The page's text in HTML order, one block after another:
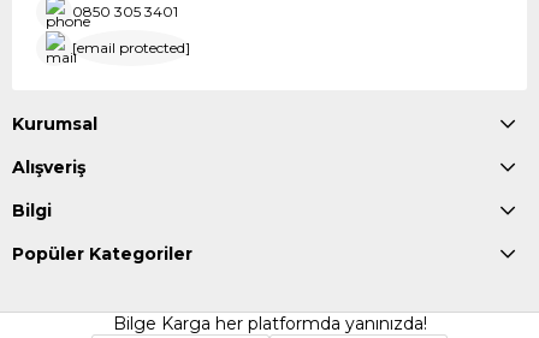
0850 305 3401
[email protected]
Kurumsal
Alışveriş
Bilgi
Popüler Kategoriler
Bilge Karga her platformda yanınızda!